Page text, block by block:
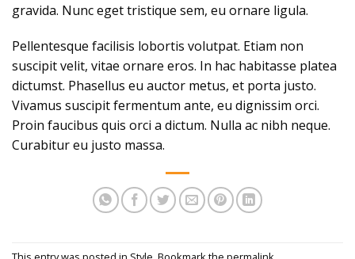
gravida. Nunc eget tristique sem, eu ornare ligula.
Pellentesque facilisis lobortis volutpat. Etiam non
suscipit velit, vitae ornare eros. In hac habitasse platea
dictumst. Phasellus eu auctor metus, et porta justo.
Vivamus suscipit fermentum ante, eu dignissim orci.
Proin faucibus quis orci a dictum. Nulla ac nibh neque.
Curabitur eu justo massa.